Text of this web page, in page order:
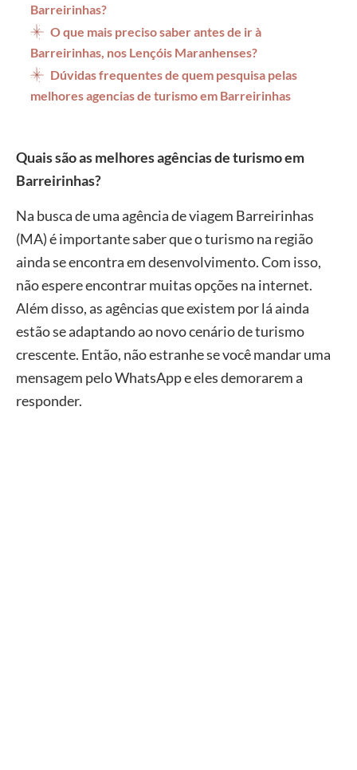
Barreirinhas?
O que mais preciso saber antes de ir à
Barreirinhas, nos Lençóis Maranhenses?
Dúvidas frequentes de quem pesquisa pelas
melhores agencias de turismo em Barreirinhas
Quais são as melhores agências de turismo em
Barreirinhas?
Na busca de uma agência de viagem Barreirinhas
(MA) é importante saber que o turismo na região
ainda se encontra em desenvolvimento. Com isso,
não espere encontrar muitas opções na internet.
Além disso, as agências que existem por lá ainda
estão se adaptando ao novo cenário de turismo
crescente. Então, não estranhe se você mandar uma
mensagem pelo WhatsApp e eles demorarem a
responder.